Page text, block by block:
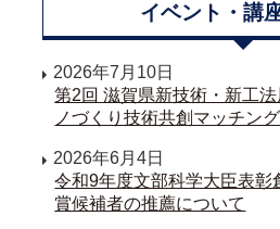
イベント・講
2026年7月10日
第2回 滋賀県新技術・新工
ノづくり技術共創マッチング
2026年6月4日
令和9年度文部科学大臣表彰
賞候補者の推薦について